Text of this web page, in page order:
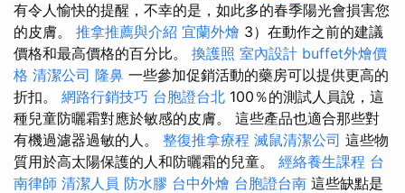
有令人愉快的提醒，不幸的是，如此多的春季陽光會損害您
的皮膚。 推拿推薦與介紹 宜蘭外燴 3）在動作之前的建議
價格和最高價格的百分比。 換護照 室內設計 buffet外燴價
格 清潔公司 隆鼻 一些參加促銷活動的藥房可以提供更高的
折扣。 網路行銷技巧 台胞證台北 100％的測試人員說，這
種兒童防曬霜對應於敏感的皮膚。 這些產品也適合那些對
有機過濾器過敏的人。 整復推拿療程 滅鼠清潔公司 這些物
質用於高太陽保護的人和防曬霜的兒童。 經絡養生課程 台
南律師 清潔人員 防水膠 台中外燴 台胞證台南 這些缺點是